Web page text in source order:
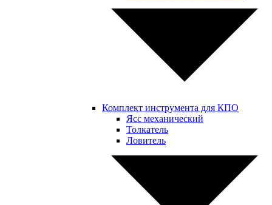
Комплект инструмента для КПО
Ясс механический
Толкатель
Ловитель